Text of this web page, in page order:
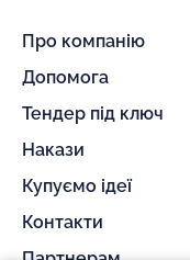
Про компанію
Допомога
Тендер під ключ
Накази
Купуємо ідеї
Контакти